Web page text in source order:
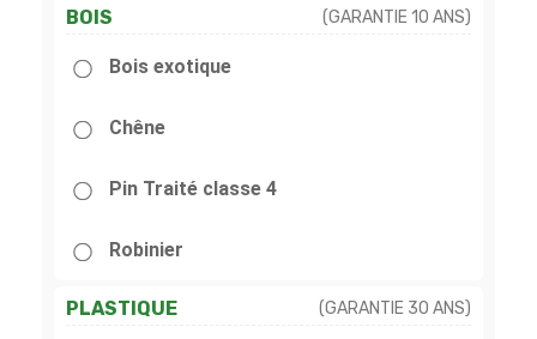
BOIS (GARANTIE 10 ANS)
Bois exotique
Chêne
Pin Traité classe 4
Robinier
PLASTIQUE (GARANTIE 30 ANS)